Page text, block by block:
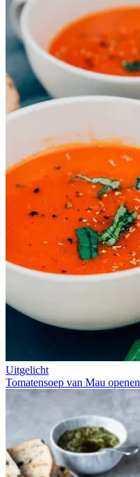
Uitgelicht
Tomatensoep van Mau openen